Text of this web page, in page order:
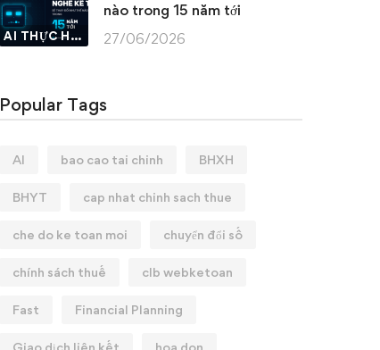
AI THỰC HÀNH
nào trong 15 năm tới
27/06/2026
Popular Tags
AI bao cao tai chinh BHXH
BHYT cap nhat chinh sach thue
che do ke toan moi chuyển đổi số
chính sách thuế clb webketoan
Fast Financial Planning
Giao dịch liên kết hoa don